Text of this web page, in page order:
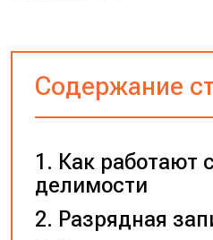
Содержание
Как работают
делимости
Разрядная